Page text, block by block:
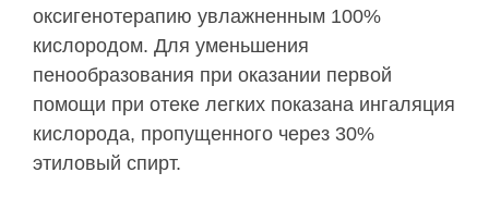
оксигенотерапию увлажненным 100%
кислородом. Для уменьшения
пенообразования при оказании первой
помощи при отеке легких показана ингаляция
кислорода, пропущенного через 30%
этиловый спирт.